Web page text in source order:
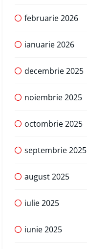
februarie 2026
ianuarie 2026
decembrie 2025
noiembrie 2025
octombrie 2025
septembrie 2025
august 2025
iulie 2025
iunie 2025